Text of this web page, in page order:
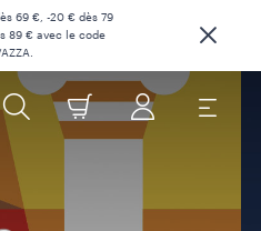
69 €, -20 € dès 79
89 € avec le code